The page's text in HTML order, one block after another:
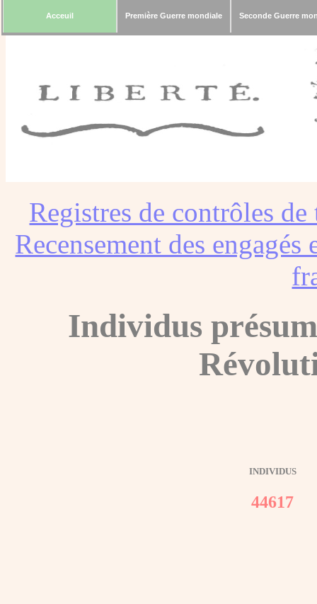
Acceuil Première Guerre mondiale Seconde Guerre
Registres de contrôles
Recensement des
Individus
INDIVIDUS
44617